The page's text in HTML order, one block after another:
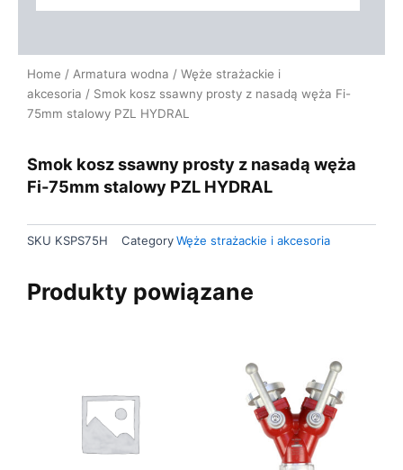
Home / Armatura wodna / Węże strażackie i
akcesoria / Smok kosz ssawny prosty z nasadą węża Fi-
75mm stalowy PZL HYDRAL
Smok kosz ssawny prosty z nasadą węża
Fi-75mm stalowy PZL HYDRAL
SKU KSPS75H CategoryWęże strażackie i akcesoria
Produkty powiązane